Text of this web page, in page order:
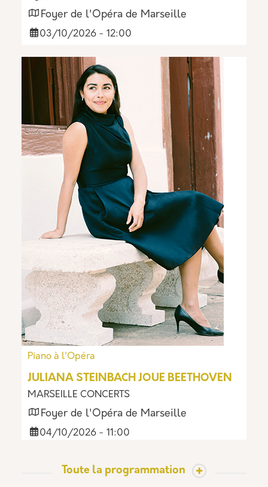
Foyer de l'Opéra de Marseille
03/10/2026 - 12:00
Piano à l'Opéra
JULIANA STEINBACH JOUE BEETHOVEN
MARSEILLE CONCERTS
Foyer de l'Opéra de Marseille
04/10/2026 - 11:00
Toute la programmation